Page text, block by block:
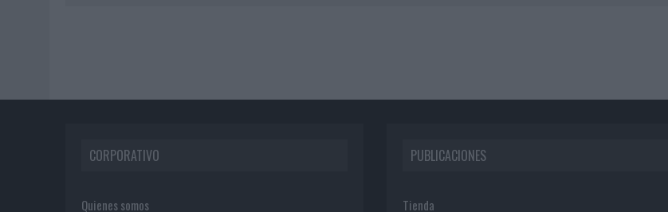
CORPORATIVO
Quienes somos
PUBLICACIONES
Tienda